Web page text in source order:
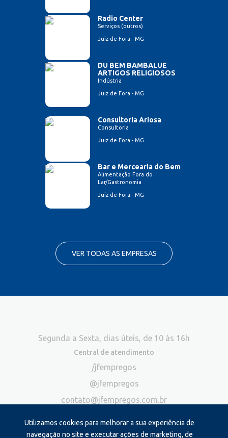
Radio Center
Serviços (outros)
Juiz de Fora - MG
DU BEM BAMBALUE
ARTIGOS RELIGIOSOS
Indústria
Juiz de Fora - MG
Consultoria Ariosa
Consultoria
Juiz de Fora - MG
Bar e Mercearia do Bem
Alimentação Fora do
Lar/Gastronomia
Juiz de Fora - MG
VER TODAS AS EMPRESAS
Utilizamos cookies para melhorar a sua experiência de
navegação no site e executar ações de marketing, de
Segunda a Sexta, dias úteis, de 10 às 16h
Central de atendimento
/jfempregos
@jfempregos
contato@jfempregos.com.br
Publicidade